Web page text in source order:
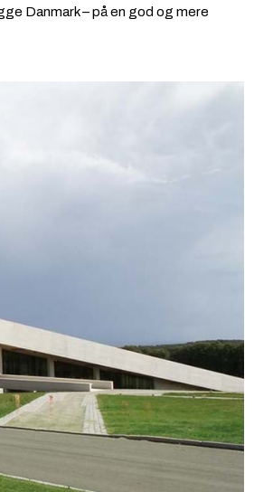
Danmark – på en god og mere